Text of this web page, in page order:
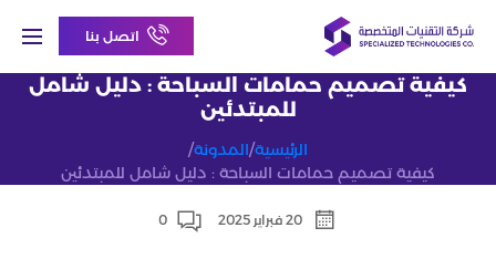
اتصل بنا
كيفية تصميم حمامات السباحة : دليل شامل
للمبتدئين
الرئيسية/المدونة/
كيفية تصميم حمامات السباحة : دليل شامل للمبتدئين
20 فبراير 2025 0